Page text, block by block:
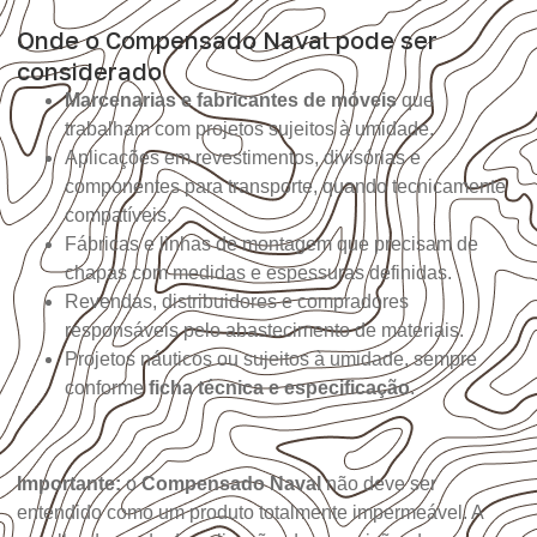
Onde o Compensado Naval pode ser
considerado
Marcenarias e fabricantes de móveisque
trabalham com projetos sujeitos à umidade.
Aplicações em revestimentos, divisórias e
componentes para transporte, quando tecnicamente
compatíveis.
Fábricas e linhas de montagem que precisam de
chapas com medidas e espessuras definidas.
Revendas, distribuidores e compradores
responsáveis pelo abastecimento de materiais.
Projetos náuticos ou sujeitos à umidade, sempre
conformeficha técnica e especificação.
Importante:oCompensado Naval não deve ser
entendido como um produto totalmente impermeável. A